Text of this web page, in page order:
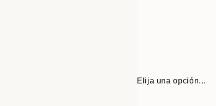
Elija una opción...